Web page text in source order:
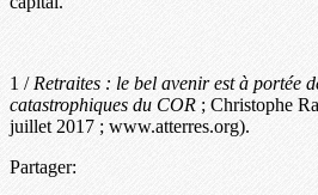
1 / Retraites : le bel avenir est à portée
catastrophiques du COR ; Christophe
juillet 2017 ; www.atterres.org).
Partager: